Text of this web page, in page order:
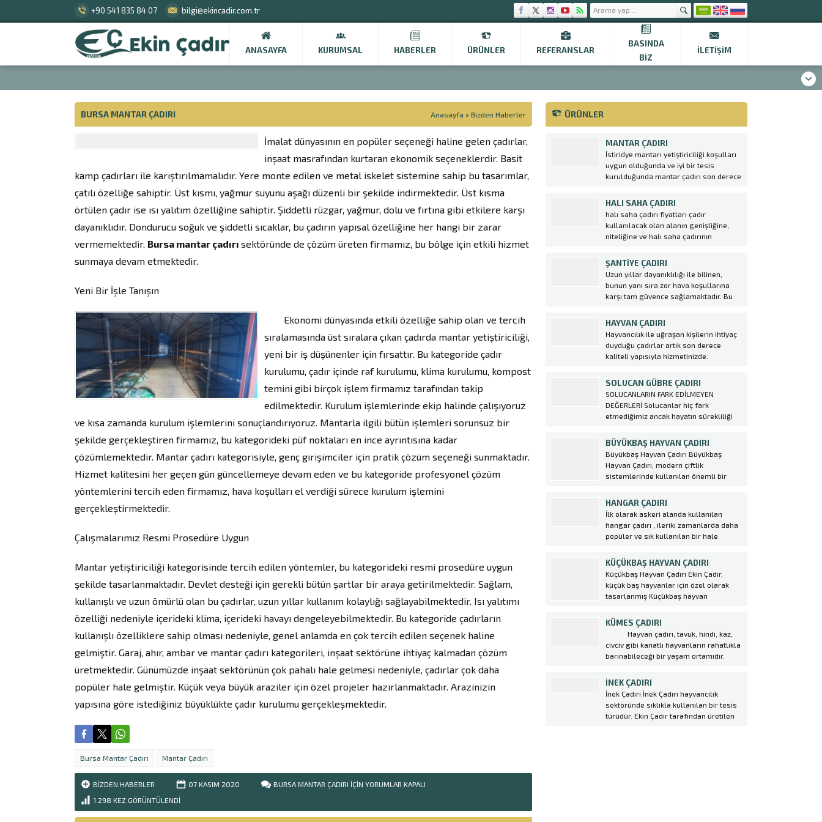
+90 541 835 84 07 bilgi@ekincadir.com.tr
ANASAYFA KURUMSAL HABERLER ÜRÜNLER REFERANSLAR
BASINDA
BIZ
İLETIŞIM
BURSA MANTAR ÇADIRI Anasayfa » Bizden Haberler
İmalat dünyasının en popüler seçeneği haline gelen çadırlar,
inşaat masrafından kurtaran ekonomik seçeneklerdir. Basit
kamp çadırları ile karıştırılmamalıdır. Yere monte edilen ve metal iskelet sistemine sahip bu tasarımlar,
çatılı özelliğe sahiptir. Üst kısmı, yağmur suyunu aşağı düzenli bir şekilde indirmektedir. Üst kısma
örtülen çadır ise ısı yalıtım özelliğine sahiptir. Şiddetli rüzgar, yağmur, dolu ve fırtına gibi etkilere karşı
dayanıklıdır. Dondurucu soğuk ve şiddetli sıcaklar, bu çadırın yapısal özelliğine her hangi bir zarar
vermemektedir. Bursa mantar çadırı sektöründe de çözüm üreten firmamız, bu bölge için etkili hizmet
sunmaya devam etmektedir.
Yeni Bir İşle Tanışın
Ekonomi dünyasında etkili özelliğe sahip olan ve tercih
sıralamasında üst sıralara çıkan çadırda mantar yetiştiriciliği,
yeni bir iş düşünenler için fırsattır. Bu kategoride çadır
kurulumu, çadır içinde raf kurulumu, klima kurulumu, kompost
temini gibi birçok işlem firmamız tarafından takip
edilmektedir. Kurulum işlemlerinde ekip halinde çalışıyoruz
ve kısa zamanda kurulum işlemlerini sonuçlandırıyoruz. Mantarla ilgili bütün işlemleri sorunsuz bir
şekilde gerçekleştiren firmamız, bu kategorideki püf noktaları en ince ayrıntısına kadar
çözümlemektedir. Mantar çadırı kategorisiyle, genç girişimciler için pratik çözüm seçeneği sunmaktadır.
Hizmet kalitesini her geçen gün güncellemeye devam eden ve bu kategoride profesyonel çözüm
yöntemlerini tercih eden firmamız, hava koşulları el verdiği sürece kurulum işlemini
gerçekleştirmektedir.
Çalışmalarımız Resmi Prosedüre Uygun
Mantar yetiştiriciliği kategorisinde tercih edilen yöntemler, bu kategorideki resmi prosedüre uygun
şekilde tasarlanmaktadır. Devlet desteği için gerekli bütün şartlar bir araya getirilmektedir. Sağlam,
kullanışlı ve uzun ömürlü olan bu çadırlar, uzun yıllar kullanım kolaylığı sağlayabilmektedir. Isı yalıtımı
özelliği nedeniyle içerideki klima, içerideki havayı dengeleyebilmektedir. Bu kategoride çadırların
kullanışlı özelliklere sahip olması nedeniyle, genel anlamda en çok tercih edilen seçenek haline
gelmiştir. Garaj, ahır, ambar ve mantar çadırı kategorileri, inşaat sektörüne ihtiyaç kalmadan çözüm
üretmektedir. Günümüzde inşaat sektörünün çok pahalı hale gelmesi nedeniyle, çadırlar çok daha
popüler hale gelmiştir. Küçük veya büyük araziler için özel projeler hazırlanmaktadır. Arazinizin
yapısına göre istediğiniz büyüklükte çadır kurulumu gerçekleşmektedir.
Bursa Mantar Çadırı Mantar Çadırı
BIZDEN HABERLER 07 KASIM 2020 BURSA MANTAR ÇADIRI IÇIN YORUMLAR KAPALI
1.298 KEZ GÖRÜNTÜLENDI
ÜRÜNLER
MANTAR ÇADIRI
İstiridye mantarı yetiştiriciliği koşulları
uygun olduğunda ve iyi bir tesis
kurulduğunda mantar çadırı son derece
büyükşehirlerde daha fazladır. Kültür
mantarı, etin yerini tutabilecek kadar
yoğun protein deposudur. Et fiyatlarına
bakıldığında çok daha ucuz bir protein...
HALI SAHA ÇADIRI
halı saha çadırı fiyatları çadır
kullanılacak olan alanın genişliğine,
niteliğine ve halı saha çadırının
göstermektedir. Firmamız tarafından
üretilen halı saha çadırları hem gece
hem de gündüz aktiviteleri için engel
teşkil etmemektedir. Çadırlar
uygulanırken iskelet sistemi üzerine...
ŞANTIYE ÇADIRI
Uzun yıllar dayanıklılığı ile bilinen,
bunun yanı sıra zor hava koşullarına
karşı tam güvence sağlamaktadır. Bu
olarak kullanılmaktadır. Şantiye
alanlarınızda her türlü gerek kısa
gerekse uzun vadeli olsun tüm
ihtiyaçlarınız için Ekin Çadır
olarak şantiye çadırı üretiyoruz....
HAYVAN ÇADIRI
Hayvancılık ile uğraşan kişilerin ihtiyaç
duyduğu çadırlar artık son derece
kaliteli yapısıyla hizmetinizde.
imal edilmiş, kaliteli ve dayanıklı
şekilde üretilerek piyasaya
sunulmuştur. Ekin çadır olarak her
zaman yenilikçi tasamı ve güvenilir
markasıyla bir...
SOLUCAN GÜBRE ÇADIRI
SOLUCANLARIN FARK EDİLMEYEN
DEĞERLERİ Solucanlar hiç fark
etmediğimiz ancak hayatın sürekliliği
varlıklardır. Toprak solucanlarının
varlığı kadar kompost solucanları da bir
o kadar önemlidir. Organik gıda
üretiminde hem toprağı gübreleyen
BÜYÜKBAŞ HAYVAN ÇADIRI
Büyükbaş Hayvan Çadırı Büyükbaş
Hayvan Çadırı, modern çiftlik
sistemlerinde kullanılan önemli bir
barınma ihtiyacını karşılayarak onların
sağlıklı bir şekilde beslenmesine
üretilen bu çadırlar, dayanıklı ve uzun
ömürlü malzemelerden yapılmıştır.
HANGAR ÇADIRI
İlk olarak askeri alanda kullanılan
hangar çadırı , ileriki zamanlarda daha
popüler ve sık kullanılan bir hale
kullanılmaya başlanmıştır. Özellikle de
konar göçer sektörlerde konteynırların
yerini alan hangar çadırı birçok avantajı
da beraberinde getirmektedir. hangar...
KÜÇÜKBAŞ HAYVAN ÇADIRI
Küçükbaş Hayvan Çadırı Ekin Çadır,
küçük baş hayvanlar için özel olarak
tasarlanmış Küçükbaş hayvan
hayvanların rahatça barınabileceği,
korunabileceği ve doğal şartlardan
etkilenmeden yetiştirilebileceği alanlar
sağlamaktadır. Küçükbaş hayvan
yetiştiriciliği yapan çiftçiler için hayvan
almak oldukça önemlidir....
KÜMES ÇADIRI
Hayvan çadırı, tavuk, hindi, kaz,
civciv gibi kanatlı hayvanların rahatlıkla
barınabileceği bir yaşam ortamıdır.
çiftliği oluşturmak amacıyla kurulan
Kümes Çadırı ger geçen gün
artmaktadır. Yeni iş alanı kurmak
ettiği kümes hayvancılığı...
İNEK ÇADIRI
İnek Çadırı İnek Çadırı hayvancılık
sektöründe sıklıkla kullanılan bir tesis
türüdür. Ekin Çadır tarafından üretilen